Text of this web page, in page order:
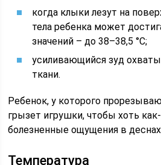
когда клыки лезут на
тела ребенка может
значений – до 38–38,5 °C;
усиливающийся зуд
ткани.
Ребенок, у которого
грызет игрушки, чтобы хоть
болезненные ощущения в
Температура